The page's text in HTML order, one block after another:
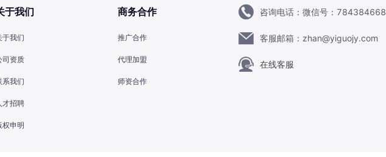
于我们
于我们
司资质
系我们
才招聘
权申明
商务合作
推广合作
代理加盟
师资合作
咨询电话： 微信号：784384668
客服邮箱： zhan@yiguojy.com
在线客服